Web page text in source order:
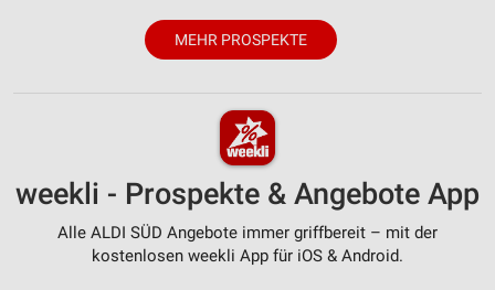
MEHR PROSPEKTE
weekli - Prospekte & Angebote App
Alle ALDI SÜD Angebote immer griffbereit – mit der
kostenlosen weekli App für iOS & Android.